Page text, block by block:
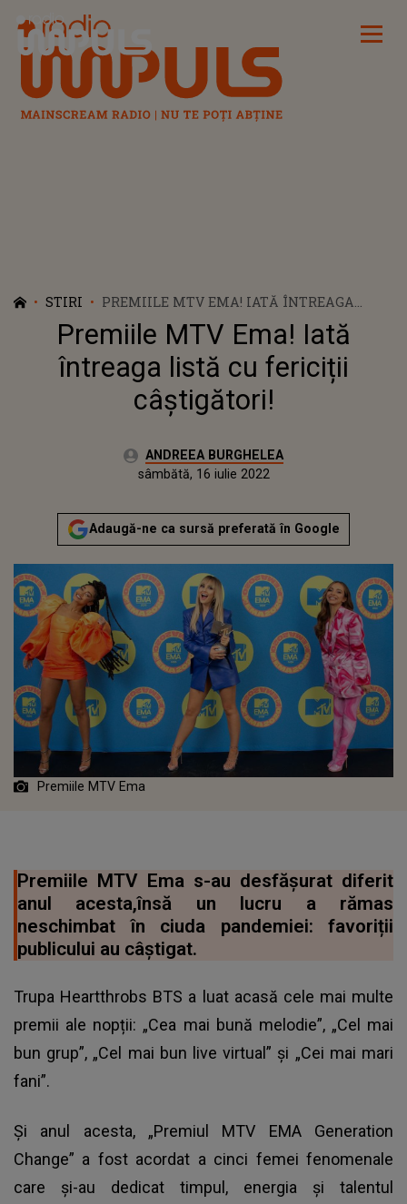
Radio Impuls
STIRI
PREMIILE MTV EMA! IATĂ ÎNTREAGA
LISTĂ CU FERICIȚII CÂȘTIGĂTORI!
Premiile MTV Ema! Iată
întreaga listă cu fericiții
câștigători!
Autor:ANDREEA BURGHELEA
luni, 9 noiembrie 2020Actualizat:
sâmbătă, 16 iulie 2022
Adaugă-ne ca sursă preferată în Google
Premiile MTV Ema
Premiile MTV Ema s-au desfășurat diferit
anul acesta,însă un lucru a rămas
neschimbat în ciuda pandemiei: favoriții
publicului au câștigat.
Trupa Heartthrobs BTS a luat acasă cele mai multe
premii ale nopții: „Cea mai bună melodie”, „Cel mai
bun grup”, „Cel mai bun live virtual” și „Cei mai mari
fani”.
Și anul acesta, „Premiul MTV EMA Generation
Change” a fost acordat a cinci femei fenomenale
care și-au dedicat timpul, energia și talentul